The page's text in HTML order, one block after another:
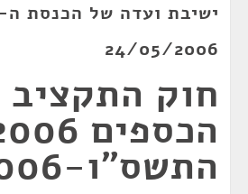
24/05/2006
חוק
התשס"ו-2006